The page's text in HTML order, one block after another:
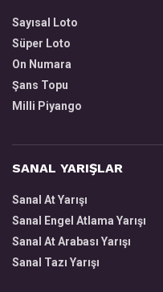
Sayısal Loto
Süper Loto
On Numara
Şans Topu
Milli Piyango
SANAL YARIŞLAR
Sanal At Yarışı
Sanal Engel Atlama Yarışı
Sanal At Arabası Yarışı
Sanal Tazı Yarışı